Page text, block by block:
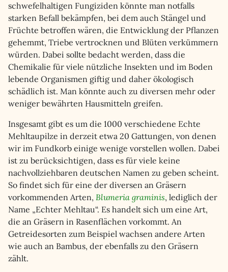
schwefelhaltigen Fungiziden könnte man notfalls
starken Befall bekämpfen, bei dem auch Stängel und
Früchte betroffen wären, die Entwicklung der Pflanzen
gehemmt, Triebe vertrocknen und Blüten verkümmern
würden. Dabei sollte bedacht werden, dass die
Chemikalie für viele nützliche Insekten und im Boden
lebende Organismen giftig und daher ökologisch
schädlich ist. Man könnte auch zu diversen mehr oder
weniger bewährten Hausmitteln greifen.
Insgesamt gibt es um die 1000 verschiedene Echte
Mehltaupilze in derzeit etwa 20 Gattungen, von denen
wir im Fundkorb einige wenige vorstellen wollen. Dabei
ist zu berücksichtigen, dass es für viele keine
nachvollziehbaren deutschen Namen zu geben scheint.
So findet sich für eine der diversen an Gräsern
vorkommenden Arten, Blumeria graminis, lediglich der
Name „Echter Mehltau“. Es handelt sich um eine Art,
die an Gräsern in Rasenflächen vorkommt. An
Getreidesorten zum Beispiel wachsen andere Arten
wie auch an Bambus, der ebenfalls zu den Gräsern
zählt.